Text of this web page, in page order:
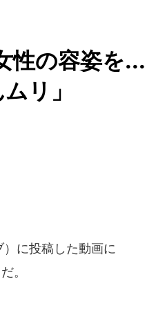
性の容姿を...
リ」
に投稿した動画に
。